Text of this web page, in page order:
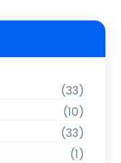
(33)
(10)
(33)
(1)